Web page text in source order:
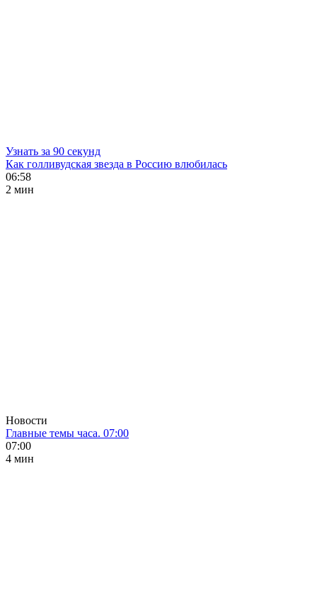
Узнать за 90 секунд
Как голливудская звезда в Россию влюбилась
06:58
2 мин
Новости
Главные темы часа. 07:00
07:00
4 мин